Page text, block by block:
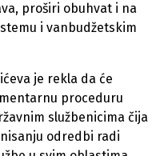
proširi obuhvat i na
i vanbudžetskim
je rekla da će
proceduru
službenicima čija
odredbi radi